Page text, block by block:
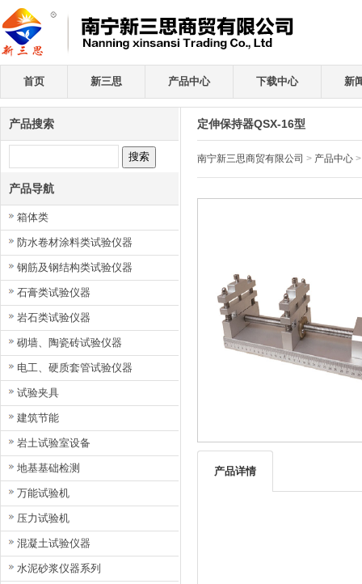
首页 新三思 产品中心 下载中心 新
产品搜索
产品导航
箱体类
防水卷材涂料类试验仪器
钢筋及钢结构类试验仪器
石膏类试验仪器
岩石类试验仪器
砌墙、陶瓷砖试验仪器
电工、硬质套管试验仪器
试验夹具
建筑节能
岩土试验室设备
地基基础检测
万能试验机
压力试验机
混凝土试验仪器
水泥砂浆仪器系列
定伸保持器QSX-16型
南宁新三思商贸有限公司 > 产品中心
产品详情